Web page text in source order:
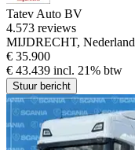
Tatev Auto BV
4.573 reviews
MIJDRECHT, Nederland
€ 35.900
€ 43.439 incl. 21% btw
Stuur bericht